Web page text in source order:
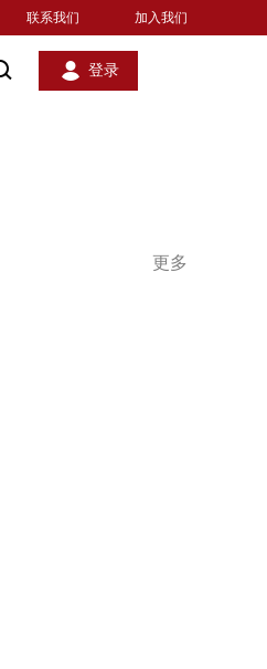
联系我们 加入我们
登录
更多